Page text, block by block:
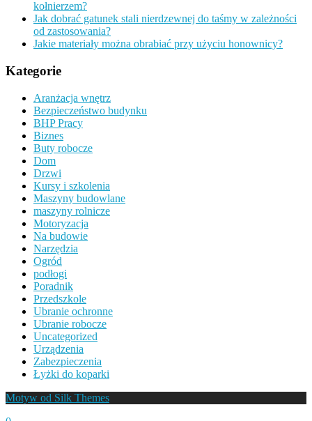
kołnierzem?
Jak dobrać gatunek stali nierdzewnej do taśmy w zależności
od zastosowania?
Jakie materiały można obrabiać przy użyciu honownicy?
Kategorie
Aranżacja wnętrz
Bezpieczeństwo budynku
BHP Pracy
Biznes
Buty robocze
Dom
Drzwi
Kursy i szkolenia
Maszyny budowlane
maszyny rolnicze
Motoryzacja
Na budowie
Narzędzia
Ogród
podłogi
Poradnik
Przedszkole
Ubranie ochronne
Ubranie robocze
Uncategorized
Urządzenia
Zabezpieczenia
Łyżki do koparki
Motyw od Silk Themes